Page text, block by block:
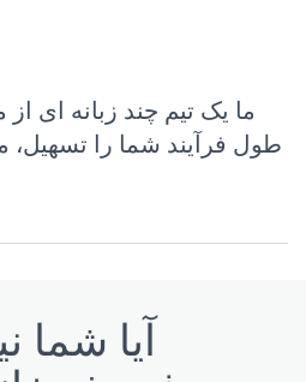
ما یک تیم چند زبانه ای
طول فرآیند شما را
آیا شما